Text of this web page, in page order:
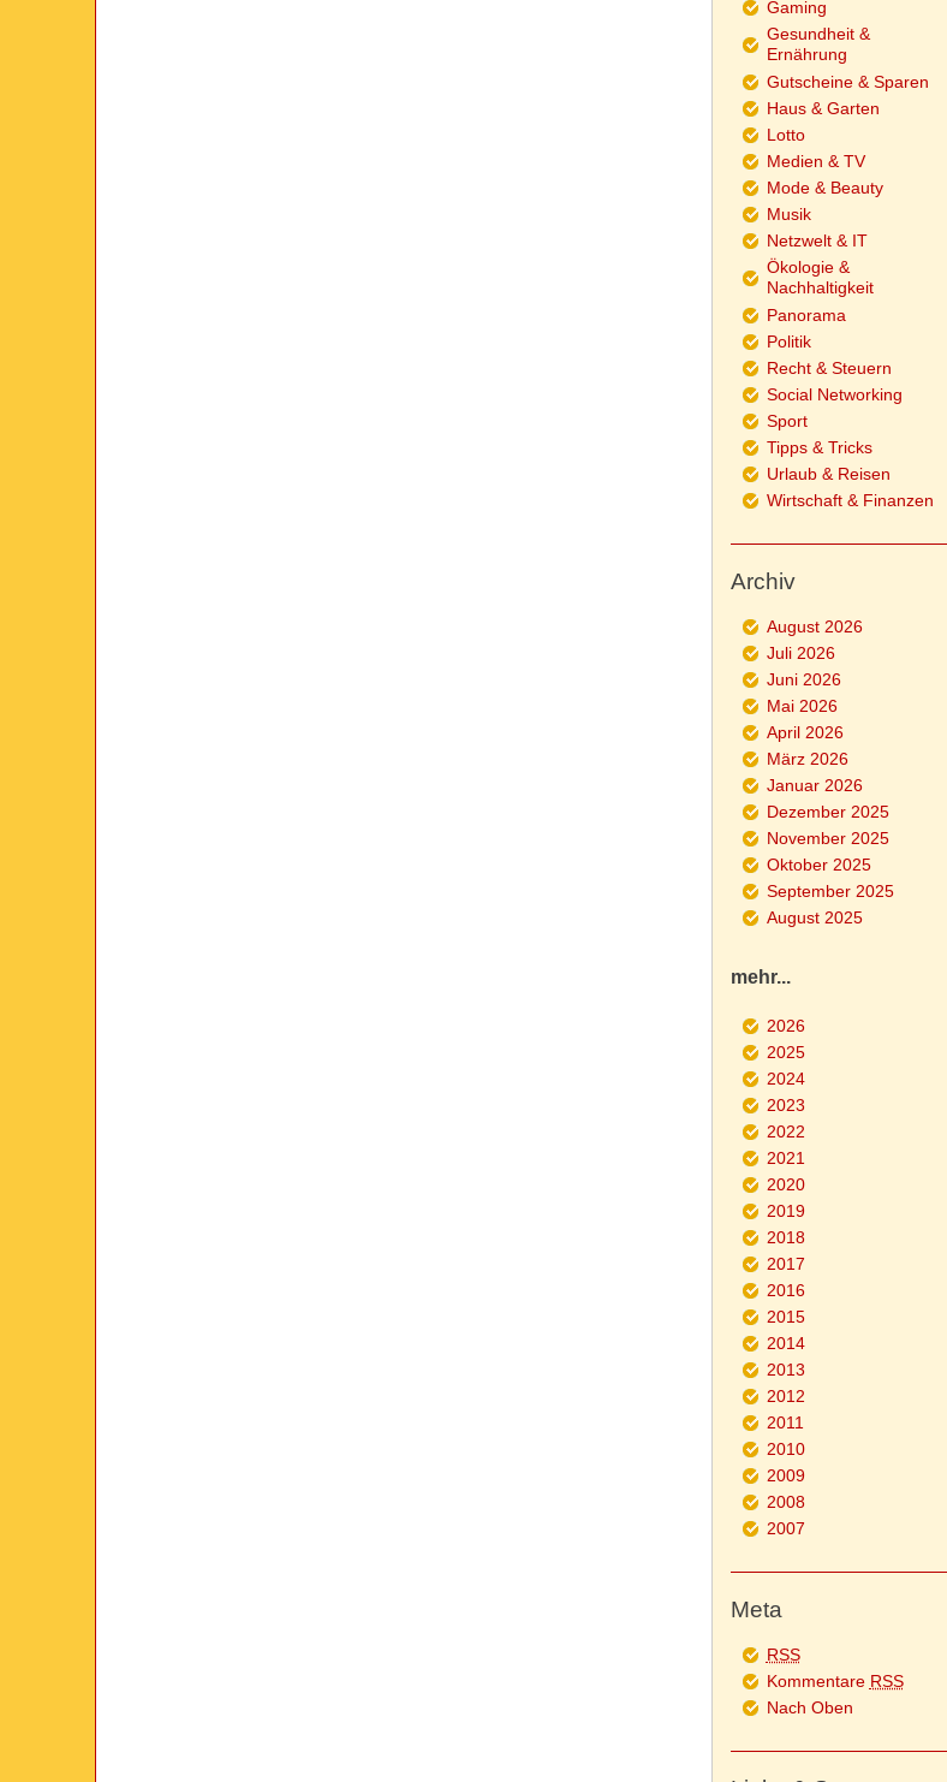
Gaming
Gesundheit &
Ernährung
Gutscheine & Sparen
Haus & Garten
Lotto
Medien & TV
Mode & Beauty
Musik
Netzwelt & IT
Ökologie &
Nachhaltigkeit
Panorama
Politik
Recht & Steuern
Social Networking
Sport
Tipps & Tricks
Urlaub & Reisen
Wirtschaft & Finanzen
Archiv
August 2026
Juli 2026
Juni 2026
Mai 2026
April 2026
März 2026
Januar 2026
Dezember 2025
November 2025
Oktober 2025
September 2025
August 2025
mehr...
2026
2025
2024
2023
2022
2021
2020
2019
2018
2017
2016
2015
2014
2013
2012
2011
2010
2009
2008
2007
Meta
RSS
Kommentare RSS
Nach Oben